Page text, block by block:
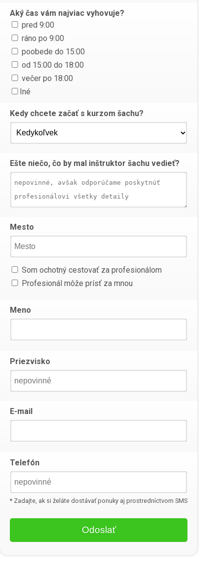
Aký čas vám najviac vyhovuje?
pred 9:00
ráno po 9:00
poobede do 15:00
od 15:00 do 18:00
večer po 18:00
Iné
Kedy chcete začať s kurzom šachu?
Ešte niečo, čo by mal inštruktor šachu vedieť?
Mesto
Som ochotný cestovať za profesionálom
Profesionál môže prísť za mnou
Meno
Priezvisko
E-mail
Telefón
* Zadajte, ak si želáte dostávať ponuky aj prostredníctvom SMS